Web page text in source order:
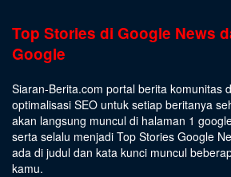
Top Stories di Google News
Google
Siaran-Berita.com portal berita komunitas
optimalisasi SEO untuk setiap beritanya
akan langsung muncul di halaman 1
serta selalu menjadi Top Stories Google
ada di judul dan kata kunci muncul
kamu.